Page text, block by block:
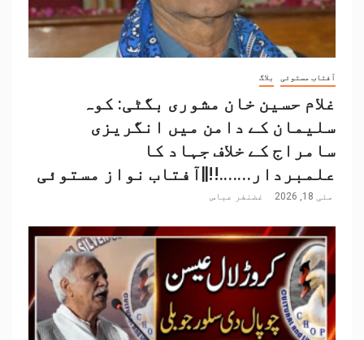
آفتاب مستوئی بلاگ
غلام حسین خان مشوری بگٹی: کوہ
سلیمان کے دامن میں انگریزی
سامراج کے خلاف جہاد کا
علمبردار…….!!||آفتاب نواز مستوئی
مئی 18, 2026 غضنفر عباس